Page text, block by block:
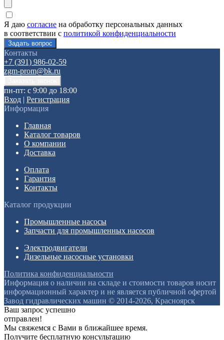
Я даю согласие на обработку персональных данных
в соответствии с политикой конфиденциальности
Контакты
+7 (391) 986-02-59
zgm-prom@bk.ru
пн-пт: с 9:00 до 18:00
Вход | Регистрация
Информация
Главная
Каталог товаров
О компании
Доставка
Оплата
Гарантия
Контакты
Каталог продукции
Промышленные насосы
Запчасти для промышленных насосов
Электродвигатели
Дизельные насосные установки
Политика конфиденциальности
Информация о наличии на складе и стоимости товаров носит
информационный характер и не является публичной офертой
Завод гидравлических машин © 2014-2026, Красноярск
Ваш запрос успешно
отправлен!
Мы свяжемся с Вами в ближайшее время.
Получите бесплатную консультацию